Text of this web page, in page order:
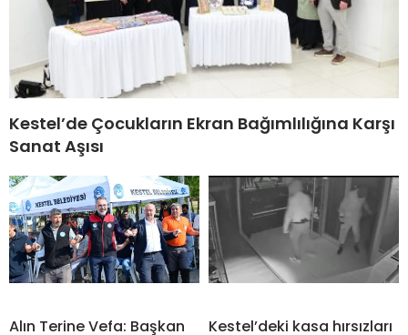
Kestel’de Çocukların Ekran Bağımlılığına Karşı
Sanat Aşısı
Alın Terine Vefa: Başkan
Kestel’deki kasa hırsızları